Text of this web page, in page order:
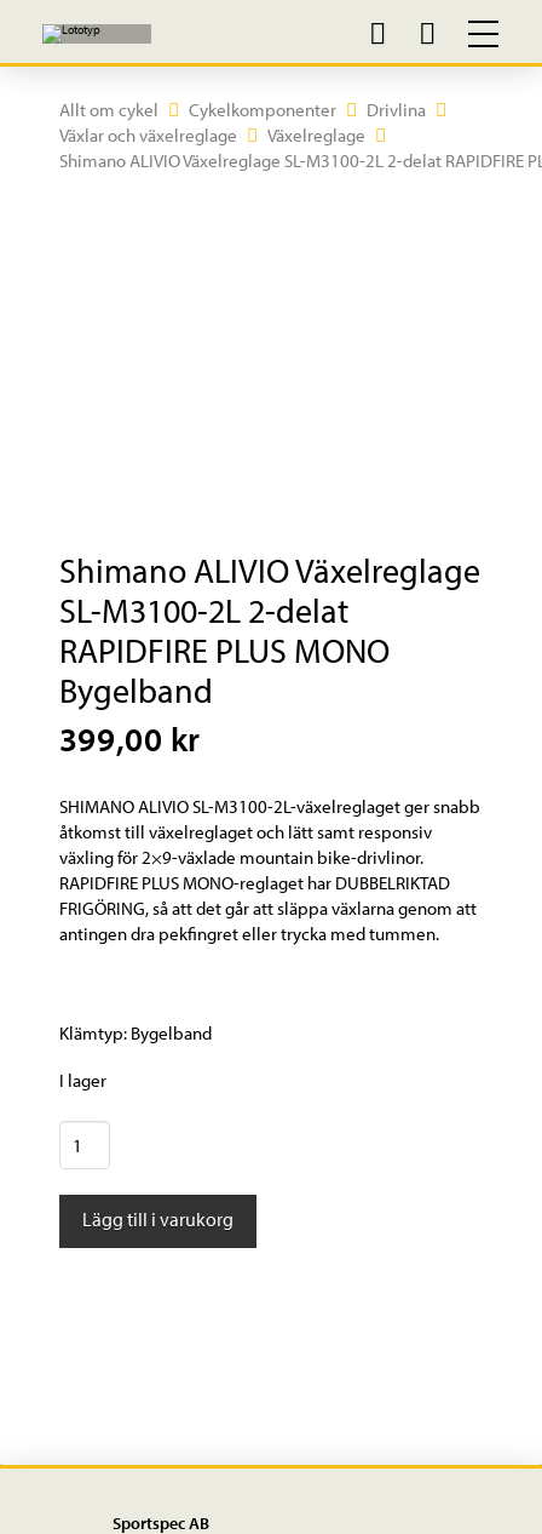
Allt om cykel Cykelkomponenter
Drivlina
Växlar och växelreglage
Växelreglage
Shimano ALIVIO Växelreglage SL-M3100-2L 2-delat RAPIDFIRE
Shimano ALIVIO Växelreglage
SL-M3100-2L 2-delat
RAPIDFIRE PLUS MONO
Bygelband
399,00 kr
SHIMANO ALIVIO SL-M3100-2L-växelreglaget ger snabb
åtkomst till växelreglaget och lätt samt responsiv
växling för 2×9-växlade mountain bike-drivlinor.
RAPIDFIRE PLUS MONO-reglaget har DUBBELRIKTAD
FRIGÖRING, så att det går att släppa växlarna genom att
antingen dra pekfingret eller trycka med tummen.
Klämtyp: Bygelband
I lager
Shimano
ALIVIO
Växelreglage
Lägg till i varukorg
Sportspec AB